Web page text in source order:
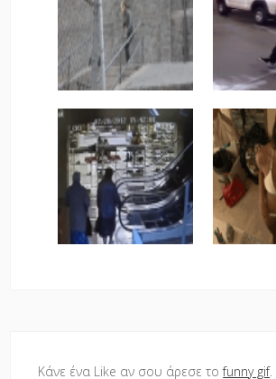
Κάνε ένα Like αν σου άρεσε τοfunny gif.